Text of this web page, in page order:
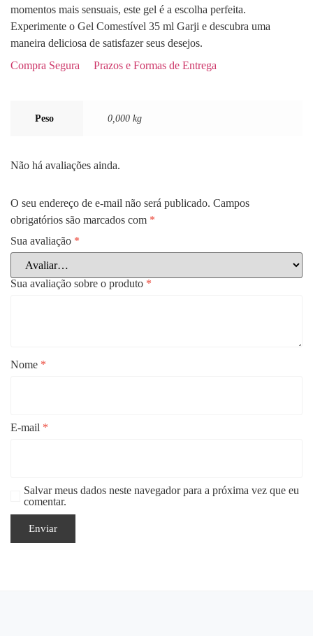
momentos mais sensuais, este gel é a escolha perfeita.
Experimente o Gel Comestível 35 ml Garji e descubra uma
maneira deliciosa de satisfazer seus desejos.
Compra Segura
Prazos e Formas de Entrega
Peso 0,000 kg
Não há avaliações ainda.
O seu endereço de e-mail não será publicado. Campos
obrigatórios são marcados com *
Sua avaliação *
Sua avaliação sobre o produto *
Nome *
E-mail *
Salvar meus dados neste navegador para a próxima vez que eu
comentar.